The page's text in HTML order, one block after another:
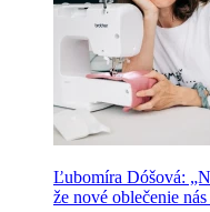
Ľubomíra Dóšová:
že nové oblečenie